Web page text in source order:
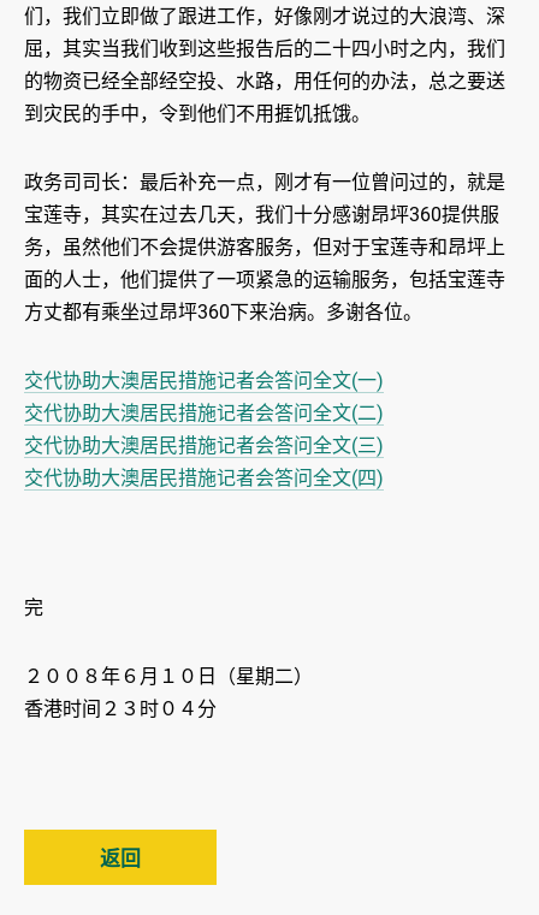
们，我们立即做了跟进工作，好像刚才说过的大浪湾、深
屈，其实当我们收到这些报告后的二十四小时之内，我们
的物资已经全部经空投、水路，用任何的办法，总之要送
到灾民的手中，令到他们不用捱饥抵饿。
政务司司长：最后补充一点，刚才有一位曾问过的，就是
宝莲寺，其实在过去几天，我们十分感谢昂坪360提供服
务，虽然他们不会提供游客服务，但对于宝莲寺和昂坪上
面的人士，他们提供了一项紧急的运输服务，包括宝莲寺
方丈都有乘坐过昂坪360下来治病。多谢各位。
交代协助大澳居民措施记者会答问全文(一)
交代协助大澳居民措施记者会答问全文(二)
交代协助大澳居民措施记者会答问全文(三)
交代协助大澳居民措施记者会答问全文(四)
完
２００８年６月１０日（星期二）
香港时间２３时０４分
返回